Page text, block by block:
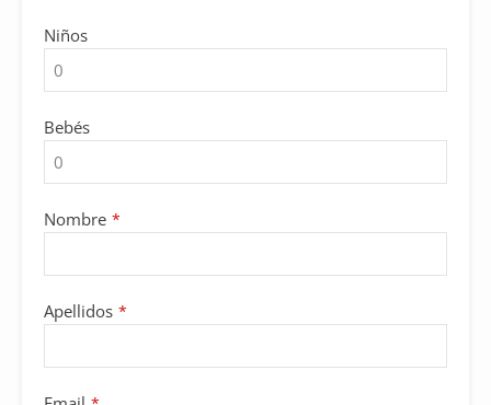
Niños
Bebés
Nombre *
Apellidos *